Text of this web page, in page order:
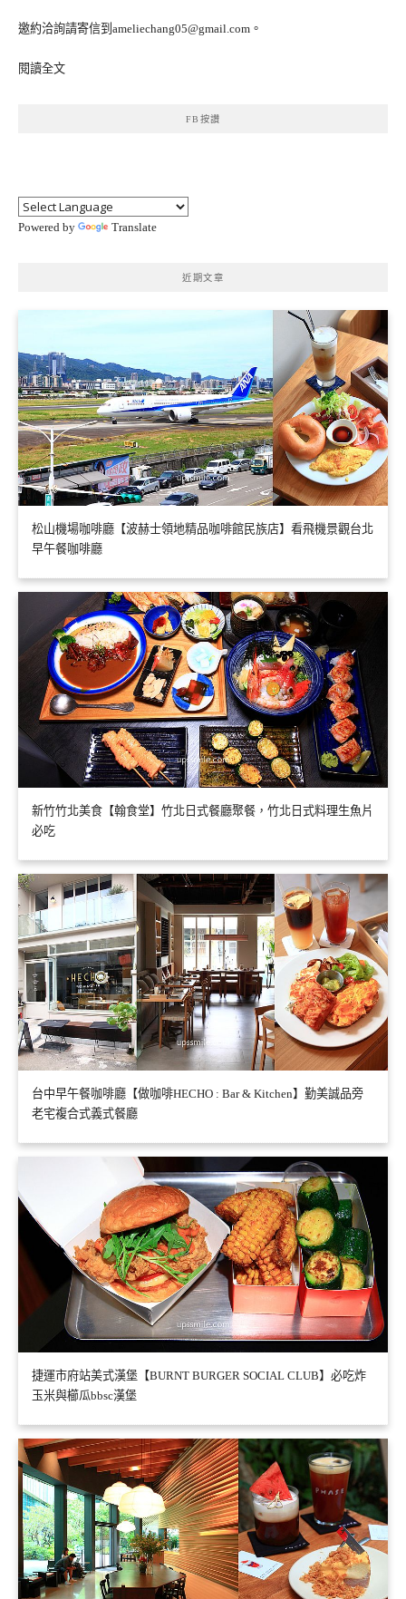
邀約洽詢請寄信到ameliechang05@gmail.com。
閱讀全文
FB按讚
Powered by Translate
近期文章
松山機場咖啡廳【波赫士領地精品咖啡館民族店】看飛機景觀台北
早午餐咖啡廳
新竹竹北美食【翰食堂】竹北日式餐廳聚餐，竹北日式料理生魚片
必吃
台中早午餐咖啡廳【做咖啡HECHO : Bar & Kitchen】勤美誠品旁
老宅複合式義式餐廳
捷運市府站美式漢堡【BURNT BURGER SOCIAL CLUB】必吃炸
玉米與櫛瓜bbsc漢堡